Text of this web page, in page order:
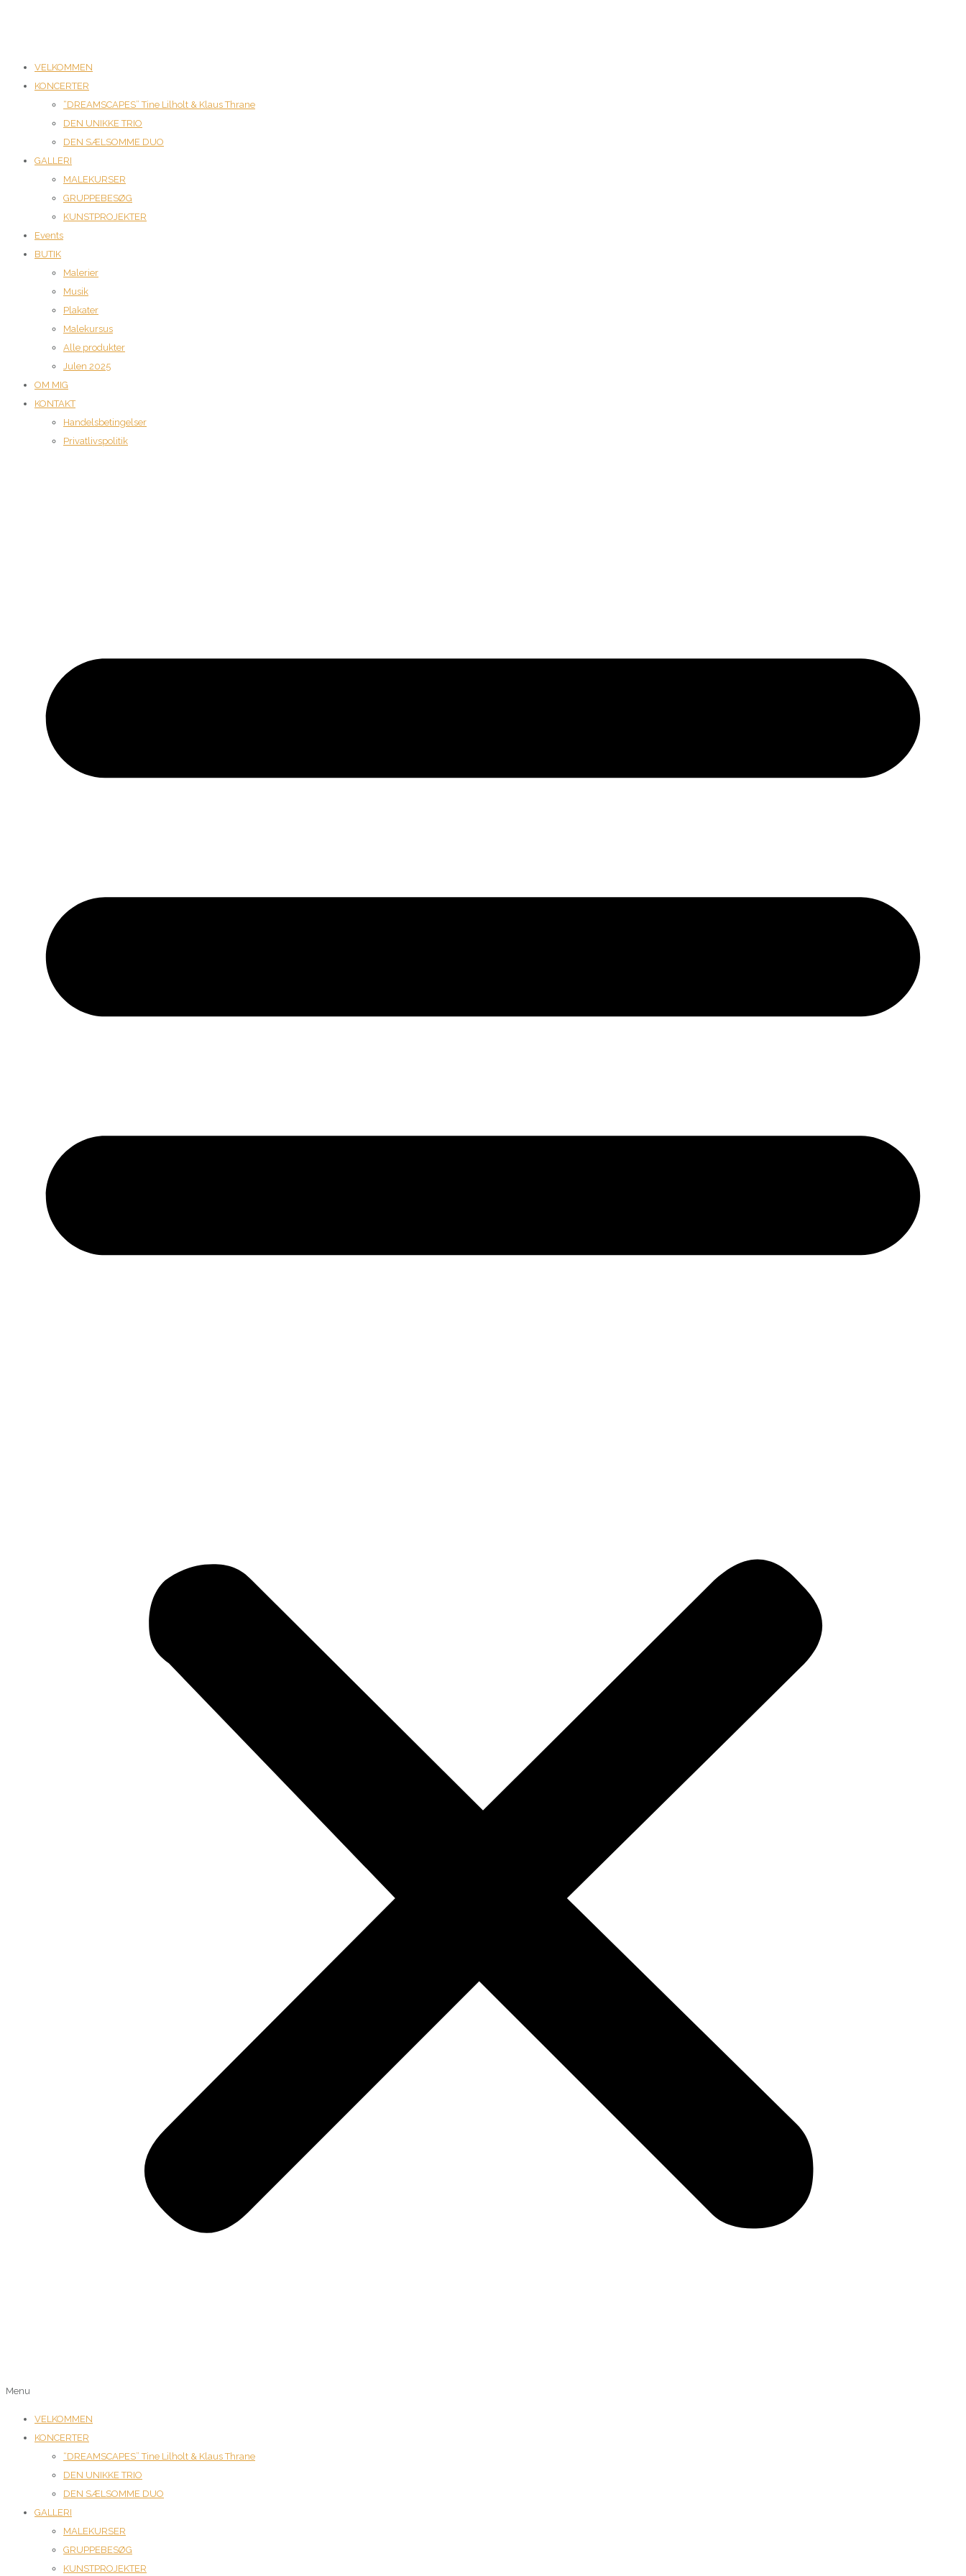
VELKOMMEN
KONCERTER
“DREAMSCAPES” Tine Lilholt & Klaus Thrane
DEN UNIKKE TRIO
DEN SÆLSOMME DUO
GALLERI
MALEKURSER
GRUPPEBESØG
KUNSTPROJEKTER
Events
BUTIK
Malerier
Musik
Plakater
Malekursus
Alle produkter
Julen 2025
OM MIG
KONTAKT
Handelsbetingelser
Privatlivspolitik
Menu
VELKOMMEN
KONCERTER
“DREAMSCAPES” Tine Lilholt & Klaus Thrane
DEN UNIKKE TRIO
DEN SÆLSOMME DUO
GALLERI
MALEKURSER
GRUPPEBESØG
KUNSTPROJEKTER